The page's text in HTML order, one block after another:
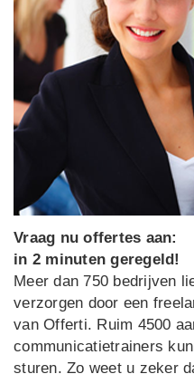
Vraag nu offertes aan:
in 2 minuten geregeld!
Meer dan 750 bedrijven
verzorgen door een
van Offerti. Ruim 4500
communicatietrainers
sturen. Zo weet u zeker